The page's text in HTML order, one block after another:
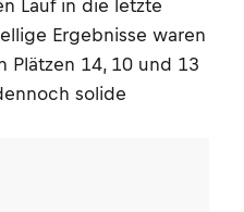
Lauf in die letzte
Ergebnisse waren
Plätzen 14, 10 und 13
solide